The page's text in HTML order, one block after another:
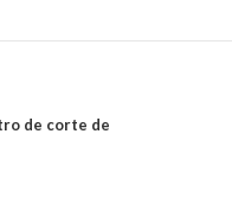
de corte de